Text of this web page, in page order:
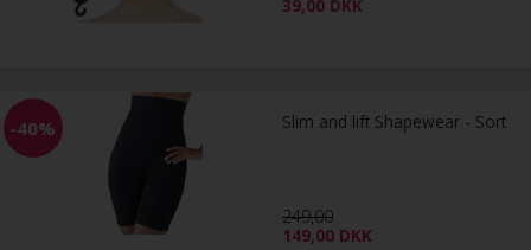
39,00 DKK
-40% Slim and lift Shapewear - Sort
249,00
149,00 DKK